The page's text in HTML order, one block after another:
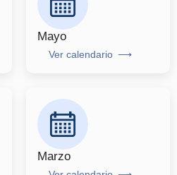
Mayo
Ver calendario
Marzo